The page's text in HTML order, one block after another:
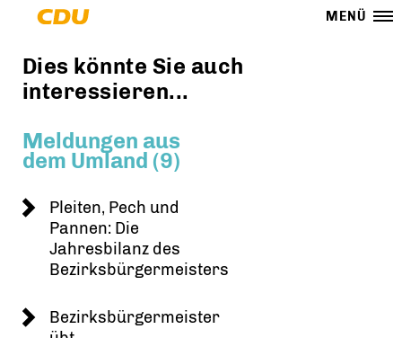
MENÜ
Dies könnte Sie auch
interessieren...
Meldungen aus
dem Umland (9)
Pleiten, Pech und
Pannen: Die
Jahresbilanz des
Bezirksbürgermeisters
Bezirksbürgermeister